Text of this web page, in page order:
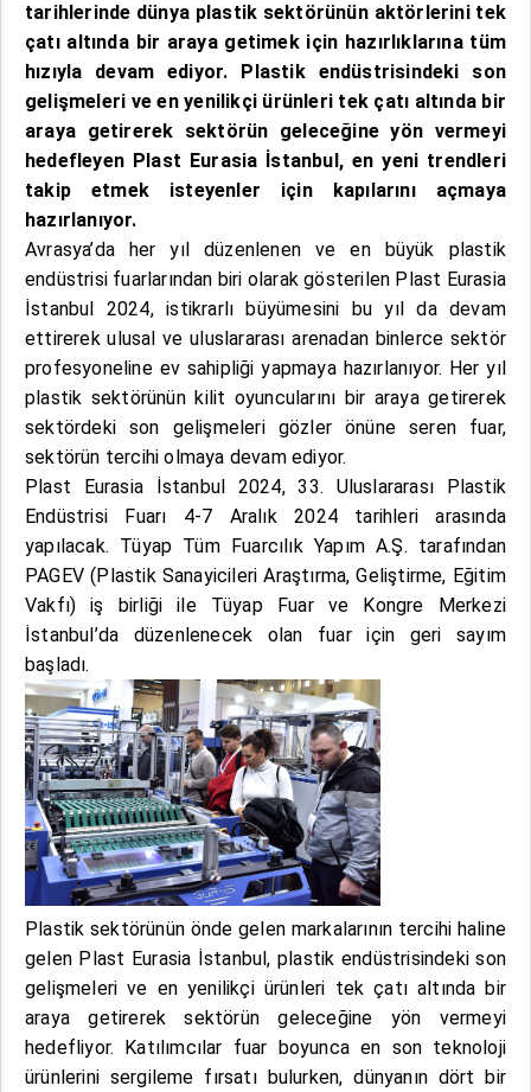
tarihlerinde dünya plastik sektörünün aktörlerini tek
çatı altında bir araya getimek için hazırlıklarına tüm
hızıyla devam ediyor. Plastik endüstrisindeki son
gelişmeleri ve en yenilikçi ürünleri tek çatı altında bir
araya getirerek sektörün geleceğine yön vermeyi
hedefleyen Plast Eurasia İstanbul, en yeni trendleri
takip etmek isteyenler için kapılarını açmaya
hazırlanıyor.
Avrasya’da her yıl düzenlenen ve en büyük plastik
endüstrisi fuarlarından biri olarak gösterilen Plast Eurasia
İstanbul 2024, istikrarlı büyümesini bu yıl da devam
ettirerek ulusal ve uluslararası arenadan binlerce sektör
profesyoneline ev sahipliği yapmaya hazırlanıyor. Her yıl
plastik sektörünün kilit oyuncularını bir araya getirerek
sektördeki son gelişmeleri gözler önüne seren fuar,
sektörün tercihi olmaya devam ediyor.
Plast Eurasia İstanbul 2024, 33. Uluslararası Plastik
Endüstrisi Fuarı 4-7 Aralık 2024 tarihleri arasında
yapılacak. Tüyap Tüm Fuarcılık Yapım A.Ş. tarafından
PAGEV (Plastik Sanayicileri Araştırma, Geliştirme, Eğitim
Vakfı) iş birliği ile Tüyap Fuar ve Kongre Merkezi
İstanbul’da düzenlenecek olan fuar için geri sayım
başladı.
Plastik sektörünün önde gelen markalarının tercihi haline
gelen Plast Eurasia İstanbul, plastik endüstrisindeki son
gelişmeleri ve en yenilikçi ürünleri tek çatı altında bir
araya getirerek sektörün geleceğine yön vermeyi
hedefliyor. Katılımcılar fuar boyunca en son teknoloji
ürünlerini sergileme fırsatı bulurken, dünyanın dört bir